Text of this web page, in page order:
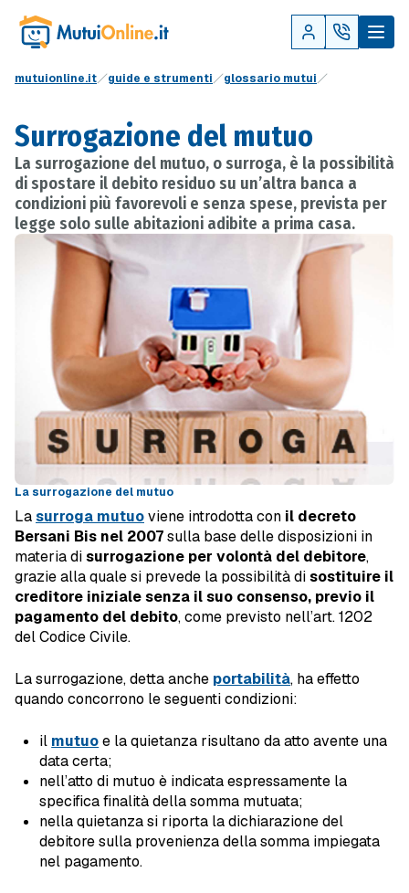
mutuionline.it guide e strumenti glossario mutui
Surrogazione del mutuo
La surrogazione del mutuo, o surroga, è la possibilità
di spostare il debito residuo su un’altra banca a
condizioni più favorevoli e senza spese, prevista per
legge solo sulle abitazioni adibite a prima casa.
La surrogazione del mutuo
Lasurroga mutuoviene introdotta con il decreto
Bersani Bis nel 2007sulla base delle disposizioni in
materia disurrogazione per volontà del debitore,
grazie alla quale si prevede la possibilità disostituire il
creditore iniziale senza il suo consenso, previo il
pagamento del debito, come previsto nell’art. 1202
del Codice Civile.
La surrogazione, detta anche portabilità, ha effetto
quando concorrono le seguenti condizioni:
il mutuoe la quietanza risultano da atto avente una
data certa;
nell’atto di mutuo è indicata espressamente la
specifica finalità della somma mutuata;
nella quietanza si riporta la dichiarazione del
debitore sulla provenienza della somma impiegata
nel pagamento.